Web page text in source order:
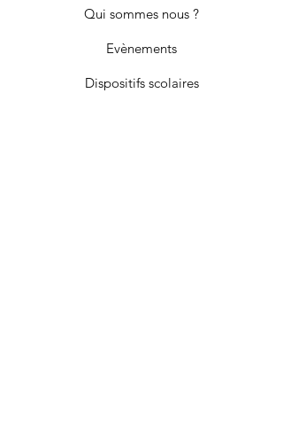
Qui sommes nous ?
Evènements
Dispositifs scolaires